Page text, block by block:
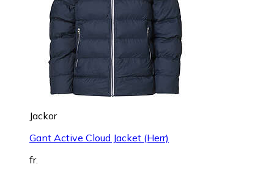
Jackor
Gant Active Cloud Jacket (Herr)
fr.